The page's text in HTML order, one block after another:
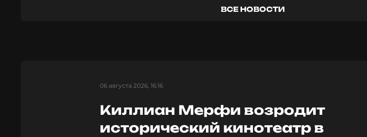
ВСЕ НОВОСТИ
06 августа 2026, 16:16
Киллиан Мерфи возродит
исторический кинотеатр в